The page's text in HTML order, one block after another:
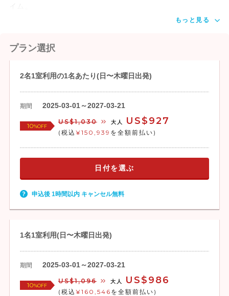
もっと見る
プラン選択
2名1室利用の1名あたり(日〜木曜日出発)
期間 2025-03-01～2027-03-21
10%OFF
US$1,030 大人 US$927
(税込 ¥150,939 を全額前払い)
日付を選ぶ
申込後 1時間以内 キャンセル無料
1名1室利用(日〜木曜日出発)
期間 2025-03-01～2027-03-21
10%OFF
US$1,096 大人 US$986
(税込 ¥160,546 を全額前払い)